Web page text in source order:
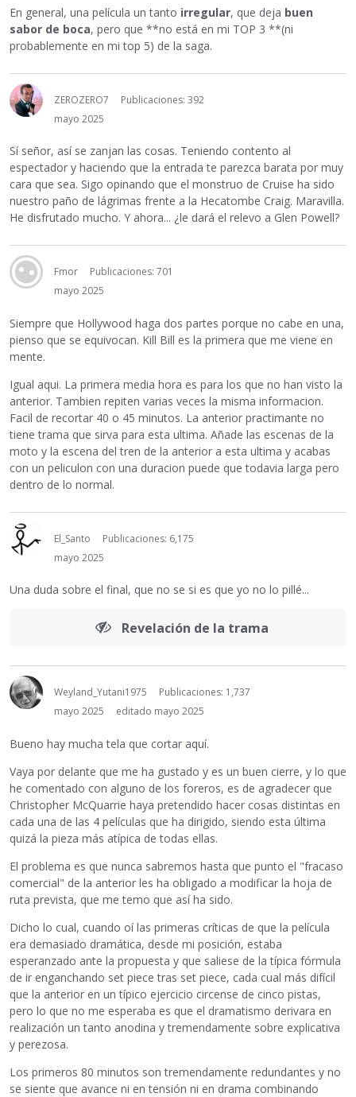
En general, una película un tanto irregular, que deja buen
sabor de boca, pero que **no está en mi TOP 3 **(ni
probablemente en mi top 5) de la saga.
ZEROZERO7
Publicaciones: 392
mayo 2025
Sí señor, así se zanjan las cosas. Teniendo contento al
espectador y haciendo que la entrada te parezca barata por muy
cara que sea. Sigo opinando que el monstruo de Cruise ha sido
nuestro paño de lágrimas frente a la Hecatombe Craig. Maravilla.
He disfrutado mucho. Y ahora... ¿le dará el relevo a Glen Powell?
Fmor
Publicaciones: 701
mayo 2025
Siempre que Hollywood haga dos partes porque no cabe en una,
pienso que se equivocan. Kill Bill es la primera que me viene en
mente.
Igual aqui. La primera media hora es para los que no han visto la
anterior. Tambien repiten varias veces la misma informacion.
Facil de recortar 40 o 45 minutos. La anterior practimante no
tiene trama que sirva para esta ultima. Añade las escenas de la
moto y la escena del tren de la anterior a esta ultima y acabas
con un peliculon con una duracion puede que todavia larga pero
dentro de lo normal.
El_Santo
Publicaciones: 6,175
mayo 2025
Una duda sobre el final, que no se si es que yo no lo pillé...
Revelación de la trama
Weyland_Yutani1975
Publicaciones: 1,737
mayo 2025
editado mayo 2025
Bueno hay mucha tela que cortar aquí.
Vaya por delante que me ha gustado y es un buen cierre, y lo que
he comentado con alguno de los foreros, es de agradecer que
Christopher McQuarrie haya pretendido hacer cosas distintas en
cada una de las 4 películas que ha dirigido, siendo esta última
quizá la pieza más atípica de todas ellas.
El problema es que nunca sabremos hasta que punto el "fracaso
comercial" de la anterior les ha obligado a modificar la hoja de
ruta prevista, que me temo que así ha sido.
Dicho lo cual, cuando oí las primeras críticas de que la película
era demasiado dramática, desde mi posición, estaba
esperanzado ante la propuesta y que saliese de la típica fórmula
de ir enganchando set piece tras set piece, cada cual más difícil
que la anterior en un típico ejercicio circense de cinco pistas,
pero lo que no me esperaba es que el dramatismo derivara en
realización un tanto anodina y tremendamente sobre explicativa
y perezosa.
Los primeros 80 minutos son tremendamente redundantes y no
se siente que avance ni en tensión ni en drama combinando